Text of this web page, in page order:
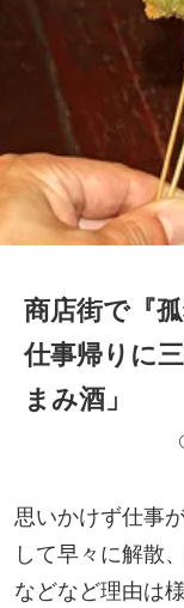
商店街で『
仕事帰りに
まみ酒」
思いかけず仕事
して早々に解散
などなど理由は